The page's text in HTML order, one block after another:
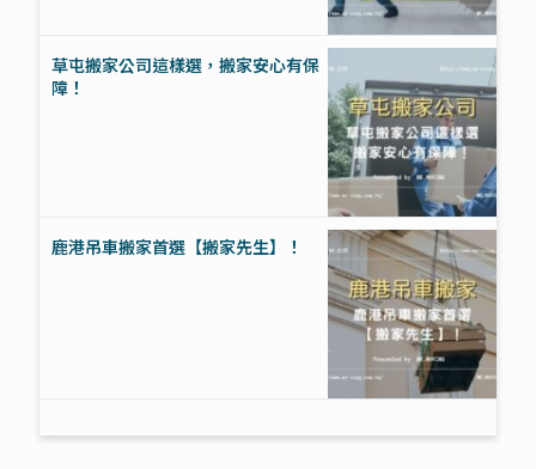
草屯搬家公司這樣選，搬家安心有保
障！
鹿港吊車搬家首選【搬家先生】！